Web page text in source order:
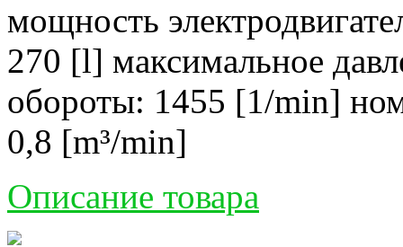
мощность
270 [l] максимальное
обороты: 1455 [1/min]
0,8 [m³/min]
Описание товара